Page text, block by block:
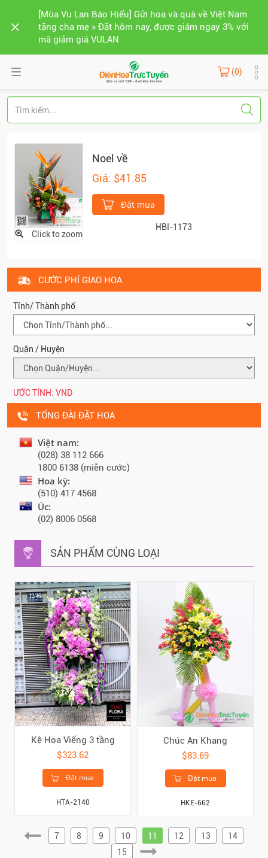
[Mùa Vu Lan Báo Hiếu] Gửi hoa và quà về Việt Nam
tặng cha mẹ » Đặt hôm nay, được giảm ngay 3% với
mã giảm giá VULAN
(0)
Click to zoom
Noel về
Giá: $41.85
Đặt mua
HBI-1173
CƯỚC PHÍ GIAO HOA
Tỉnh/ Thành phố
Quận / Huyện
ƯỚC TÍNH: VND
TỔNG ĐÀI ĐẶT HOA
Việt nam:
(028) 38 112 666
1800 6138 (miễn cước)
Hoa kỳ:
(510) 417 4568
Úc:
(02) 8006 0568
SẢN PHẨM CÙNG LOẠI
Kệ Hoa Viếng 3 tầng
$323.62
Đặt mua
HTA-2140
Chúc An Khang
$83.69
Đặt mua
HKE-662
7 8 9 10 11 12 13
14
15